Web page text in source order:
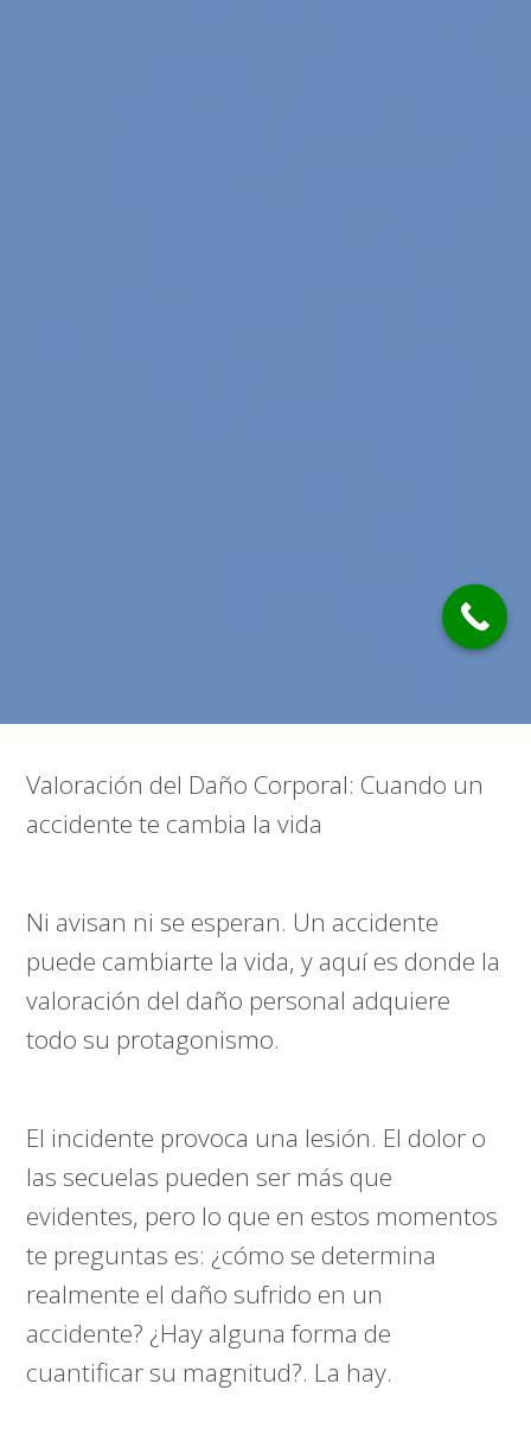
Valoración del Daño Corporal: Cuando un
accidente te cambia la vida
Ni avisan ni se esperan. Un accidente
puede cambiarte la vida, y aquí es donde la
valoración del daño personal adquiere
todo su protagonismo.
El incidente provoca una lesión. El dolor o
las secuelas pueden ser más que
evidentes, pero lo que en estos momentos
te preguntas es: ¿cómo se determina
realmente el daño sufrido en un
accidente? ¿Hay alguna forma de
cuantificar su magnitud?. La hay.